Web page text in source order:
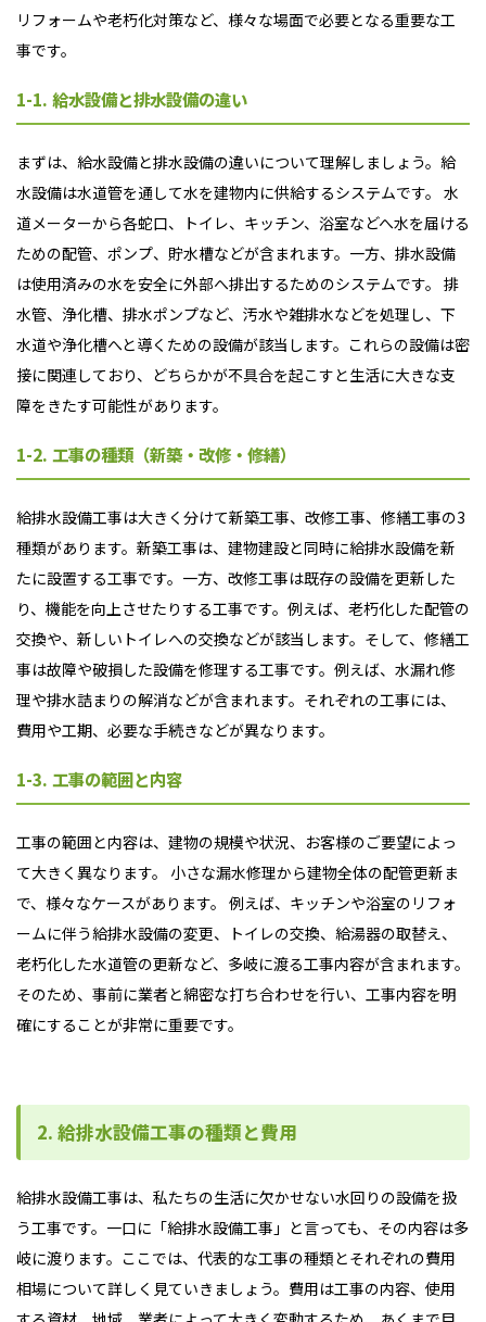
リフォームや老朽化対策など、様々な場面で必要となる重要な工
事です。
1-1. 給水設備と排水設備の違い
まずは、給水設備と排水設備の違いについて理解しましょう。給
水設備は水道管を通して水を建物内に供給するシステムです。 水
道メーターから各蛇口、トイレ、キッチン、浴室などへ水を届ける
ための配管、ポンプ、貯水槽などが含まれます。一方、排水設備
は使用済みの水を安全に外部へ排出するためのシステムです。 排
水管、浄化槽、排水ポンプなど、汚水や雑排水などを処理し、下
水道や浄化槽へと導くための設備が該当します。これらの設備は密
接に関連しており、どちらかが不具合を起こすと生活に大きな支
障をきたす可能性があります。
1-2. 工事の種類（新築・改修・修繕）
給排水設備工事は大きく分けて新築工事、改修工事、修繕工事の3
種類があります。新築工事は、建物建設と同時に給排水設備を新
たに設置する工事です。一方、改修工事は既存の設備を更新した
り、機能を向上させたりする工事です。例えば、老朽化した配管の
交換や、新しいトイレへの交換などが該当します。そして、修繕工
事は故障や破損した設備を修理する工事です。例えば、水漏れ修
理や排水詰まりの解消などが含まれます。それぞれの工事には、
費用や工期、必要な手続きなどが異なります。
1-3. 工事の範囲と内容
工事の範囲と内容は、建物の規模や状況、お客様のご要望によっ
て大きく異なります。 小さな漏水修理から建物全体の配管更新ま
で、様々なケースがあります。 例えば、キッチンや浴室のリフォ
ームに伴う給排水設備の変更、トイレの交換、給湯器の取替え、
老朽化した水道管の更新など、多岐に渡る工事内容が含まれます。
そのため、事前に業者と綿密な打ち合わせを行い、工事内容を明
確にすることが非常に重要です。
2. 給排水設備工事の種類と費用
給排水設備工事は、私たちの生活に欠かせない水回りの設備を扱
う工事です。一口に「給排水設備工事」と言っても、その内容は多
岐に渡ります。ここでは、代表的な工事の種類とそれぞれの費用
相場について詳しく見ていきましょう。費用は工事の内容、使用